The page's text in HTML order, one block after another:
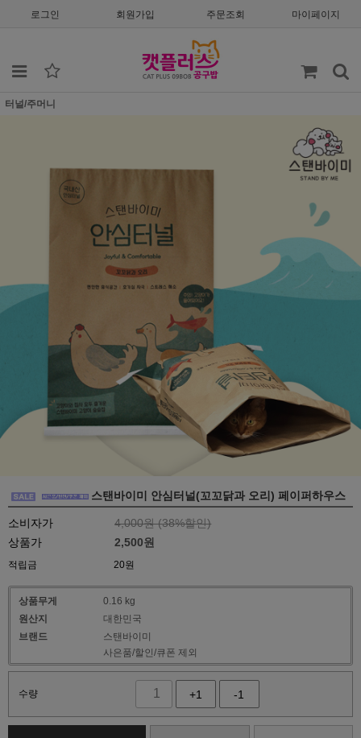
로그인 회원가입 주문조회 마이페이지
터널/주머니
스탠바이미 안심터널(꼬꼬닭과 오리) 페이퍼하우스
소비자가 4,000원 (38%할인)
상품가
2,500원
적립금 20원
상품무게
0.16 kg
원산지
대한민국
브랜드
스탠바이미
사은품/할인/큐폰 제외
수량 +1 -1